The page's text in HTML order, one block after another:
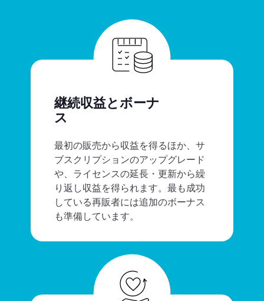
継続収益とボーナ
ス
最初の販売から収益を得るほか、サ
ブスクリプションのアップグレード
や、ライセンスの延長・更新から繰
り返し収益を得られます。最も成功
している再販者には追加のボーナス
も準備しています。